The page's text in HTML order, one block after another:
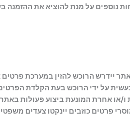
נוספים על מנת להוציא את ההזמנה
יידרש הרוכש להזין במערכת פרטים
על ידי הרוכש בעת הקלדת
ו/או אחרת המונעת ביצוע פעולות
פרטים כוזבים יינקטו צעדים